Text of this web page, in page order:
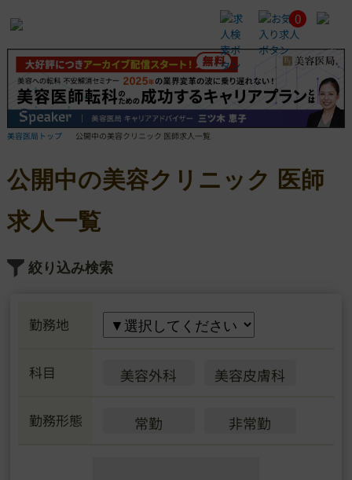
公
開
中
ク
リ
ニ
ク
医
求
覧
0
美容医局トップ 公開中の美容クリニック 医師求人一覧
公開中の美容クリニック 医師
求人一覧
絞り込み検索
勤務地
科目 美容外科 美容皮膚科
勤務形態 常勤 非常勤